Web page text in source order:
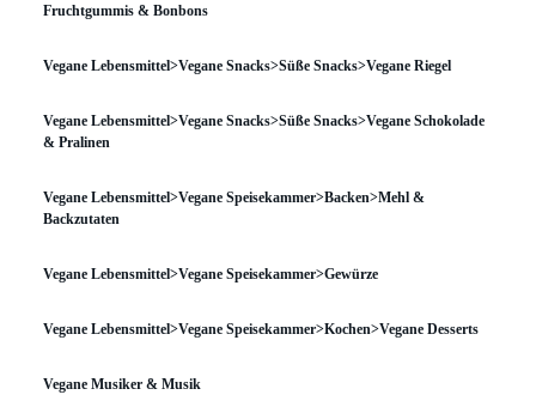
Fruchtgummis & Bonbons
Vegane Lebensmittel>Vegane Snacks>Süße Snacks>Vegane Riegel
Vegane Lebensmittel>Vegane Snacks>Süße Snacks>Vegane Schokolade
& Pralinen
Vegane Lebensmittel>Vegane Speisekammer>Backen>Mehl &
Backzutaten
Vegane Lebensmittel>Vegane Speisekammer>Gewürze
Vegane Lebensmittel>Vegane Speisekammer>Kochen>Vegane Desserts
Vegane Musiker & Musik